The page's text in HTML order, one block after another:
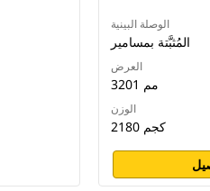
الوصلة البينية
المُثبَّتة بمسامير
العرض
3201 مم
الوزن
2180 كجم